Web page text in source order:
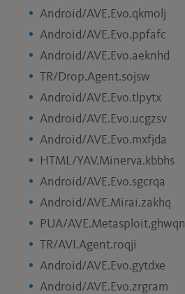
Android/AVE.Evo.qkmolj
Android/AVE.Evo.ppfafc
Android/AVE.Evo.aeknhd
TR/Drop.Agent.sojsw
Android/AVE.Evo.tlpytx
Android/AVE.Evo.ucgzsv
Android/AVE.Evo.mxfjda
HTML/YAV.Minerva.kbbhs
Android/AVE.Evo.sgcrqa
Android/AVE.Mirai.zakhq
PUA/AVE.Metasploit.ghwqn
TR/AVI.Agent.roqji
Android/AVE.Evo.gytdxe
Android/AVE.Evo.zrgram